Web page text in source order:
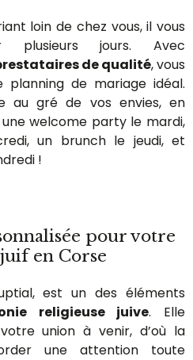
loin de chez vous, il vous
plusieurs jours. Avec
de qualité, vous
planning de mariage idéal.
au gré de vos envies, en
welcome party le mardi,
un brunch le jeudi, et
!
pour votre
en Corse
est un des éléments
religieuse juive. Elle
union à venir, d’où la
une attention toute